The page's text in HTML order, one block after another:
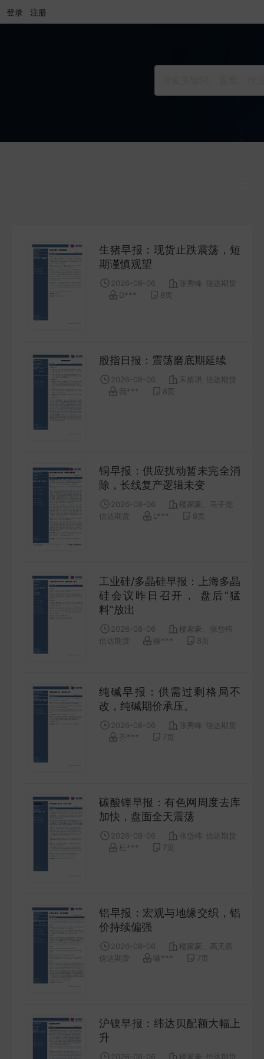
登录 注册
公司研究
COMPANY
会议纪要
MINUTES
招股书
PROSPECTUS
期货研究
FUTURES
金工量化
QUANT
生猪早报：现货止跌震荡，短
期谨慎观望
2026-08-06 张秀峰 信达期货
D***
8 页
股指日报：震荡磨底期延续
2026-08-06 宋婧琪 信达期货
我***
8 页
铜早报：供应扰动暂未完全消
除，长线复产逻辑未变
2026-08-06
楼家豪、马子尧
信达期货
L*** 8 页
工业硅/多晶硅早报：上海多晶
硅会议昨日召开， 盘后“猛
料”放出
2026-08-06
楼家豪、张岱玮
信达期货
徐*** 8 页
纯碱早报：供需过剩格局不
改，纯碱期价承压。
2026-08-06 张秀峰 信达期货
芥***
7 页
碳酸锂早报：有色网周度去库
加快，盘面全天震荡
2026-08-06 张岱玮
信达期货
杜***
7 页
铝早报：宏观与地缘交织，铝
价持续偏强
2026-08-06
楼家豪、高天辰
信达期货
喵*** 7 页
沪镍早报：纬达贝配额大幅上
升
2026-08-06 楼家豪 信达期货